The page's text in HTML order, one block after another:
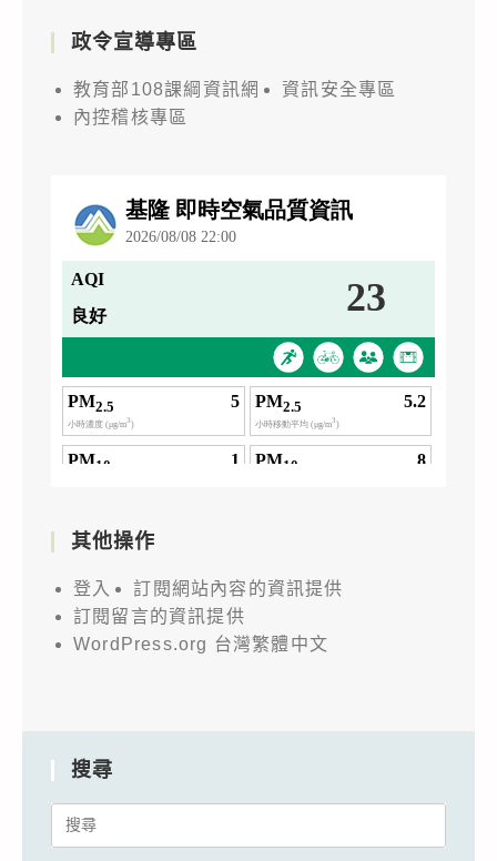
政令宣導專區
教育部108課綱資訊網
資訊安全專區
內控稽核專區
其他操作
登入
訂閱網站內容的資訊提供
訂閱留言的資訊提供
WordPress.org 台灣繁體中文
搜尋
Search